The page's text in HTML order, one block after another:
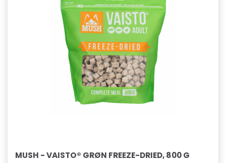
MUSH - VAISTO® GRØN FREEZE-DRIED, 800 G